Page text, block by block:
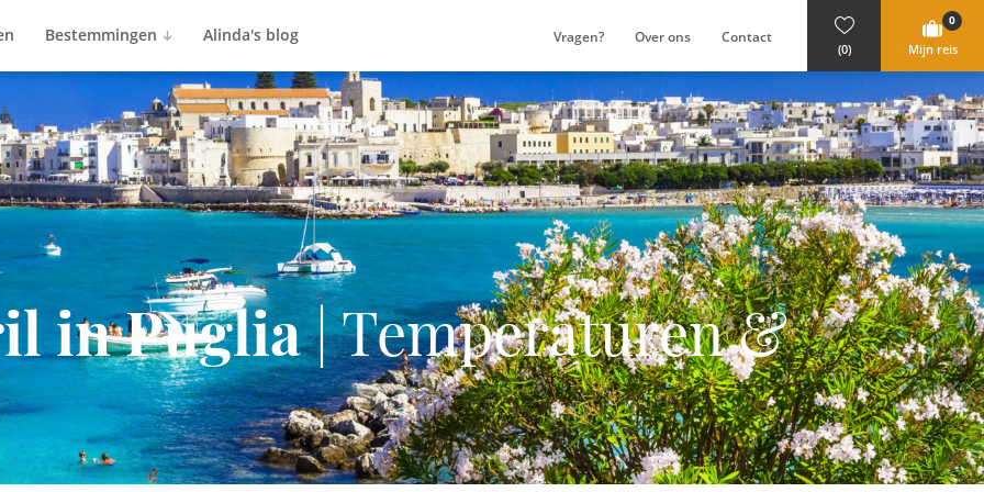
Bestemmingen Alinda's blog Vragen? Over ons Contact
(0)
0
Mijn reis
in Puglia| Temperaturen &